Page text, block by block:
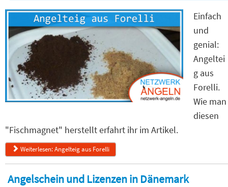
Einfach
und
genial:
Angeltei
g aus
Forelli.
Wie man
diesen
"Fischmagnet" herstellt erfahrt ihr im Artikel.
Weiterlesen: Angelteig aus Forelli
Angelschein und Lizenzen in Dänemark